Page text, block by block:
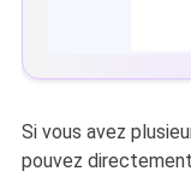
Si vous avez
pouvez